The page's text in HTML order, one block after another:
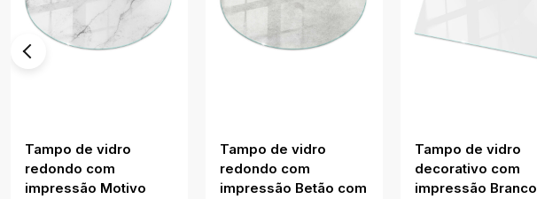
Tampo de vidro
redondo com
impressão Motivo
Tampo de vidro
redondo com
impressão Betão com
Tampo de vidro
decorativo com
impressão Branco